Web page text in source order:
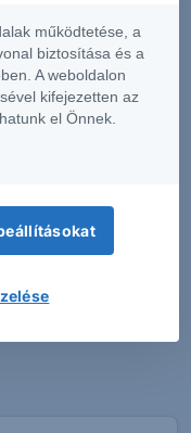
formában
pénzügyi
a fenti kereső
az adott
Ügyfeleinket, hogy
el rendelkező
tranzakciót,
működtetése, a
biztosítása és a
A weboldalon
kifejezetten az
el Önnek.